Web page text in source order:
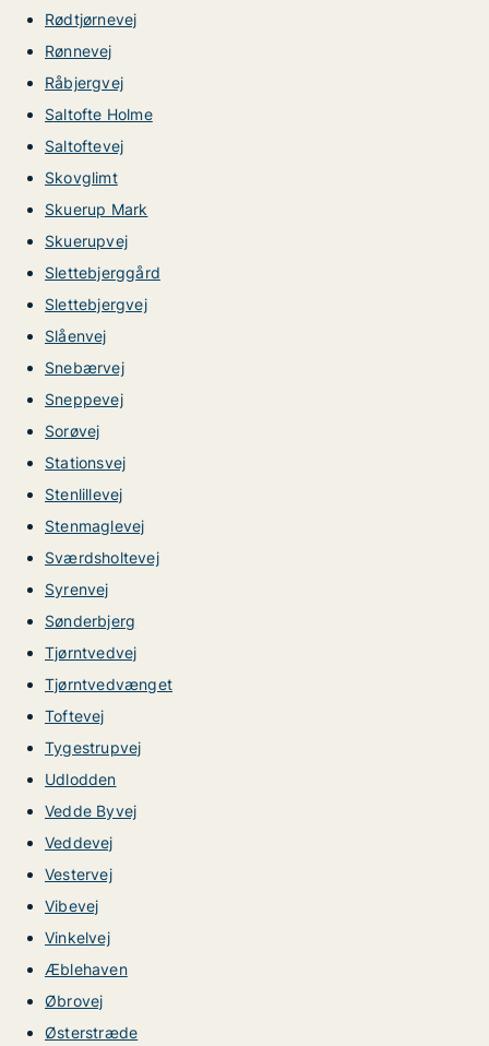
Rødtjørnevej
Rønnevej
Råbjergvej
Saltofte Holme
Saltoftevej
Skovglimt
Skuerup Mark
Skuerupvej
Slettebjerggård
Slettebjergvej
Slåenvej
Snebærvej
Sneppevej
Sorøvej
Stationsvej
Stenlillevej
Stenmaglevej
Sværdsholtevej
Syrenvej
Sønderbjerg
Tjørntvedvej
Tjørntvedvænget
Toftevej
Tygestrupvej
Udlodden
Vedde Byvej
Veddevej
Vestervej
Vibevej
Vinkelvej
Æblehaven
Øbrovej
Østerstræde